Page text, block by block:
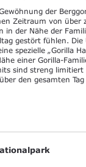
der
Zeitraum von über
in der Nähe der
gestört fühlen.
spezielle „Gorilla
einer Gorilla-
sind streng limitiert
den gesamten